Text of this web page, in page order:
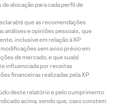
alocação para cada perfil de
que as recomendações
análises e opiniões pessoais, que
inclusive em relação à XP
sem aviso prévio em
de mercado, e que sua(s)
influenciada por receitas
financeiras realizadas pela XP
deste relatório e pelo cumprimento
acima, sendo que, caso constem